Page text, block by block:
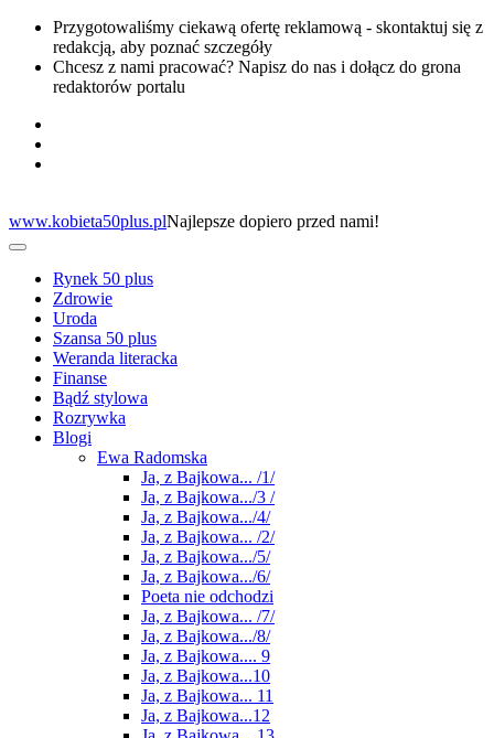
Przygotowaliśmy ciekawą ofertę reklamową - skontaktuj się z
redakcją, aby poznać szczegóły
Chcesz z nami pracować? Napisz do nas i dołącz do grona
redaktorów portalu
www.kobieta50plus.plNajlepsze dopiero przed nami!
Rynek 50 plus
Zdrowie
Uroda
Szansa 50 plus
Weranda literacka
Finanse
Bądź stylowa
Rozrywka
Blogi
Ewa Radomska
Ja, z Bajkowa... /1/
Ja, z Bajkowa.../3 /
Ja, z Bajkowa.../4/
Ja, z Bajkowa... /2/
Ja, z Bajkowa.../5/
Ja, z Bajkowa.../6/
Poeta nie odchodzi
Ja, z Bajkowa... /7/
Ja, z Bajkowa.../8/
Ja, z Bajkowa.... 9
Ja, z Bajkowa...10
Ja, z Bajkowa... 11
Ja, z Bajkowa...12